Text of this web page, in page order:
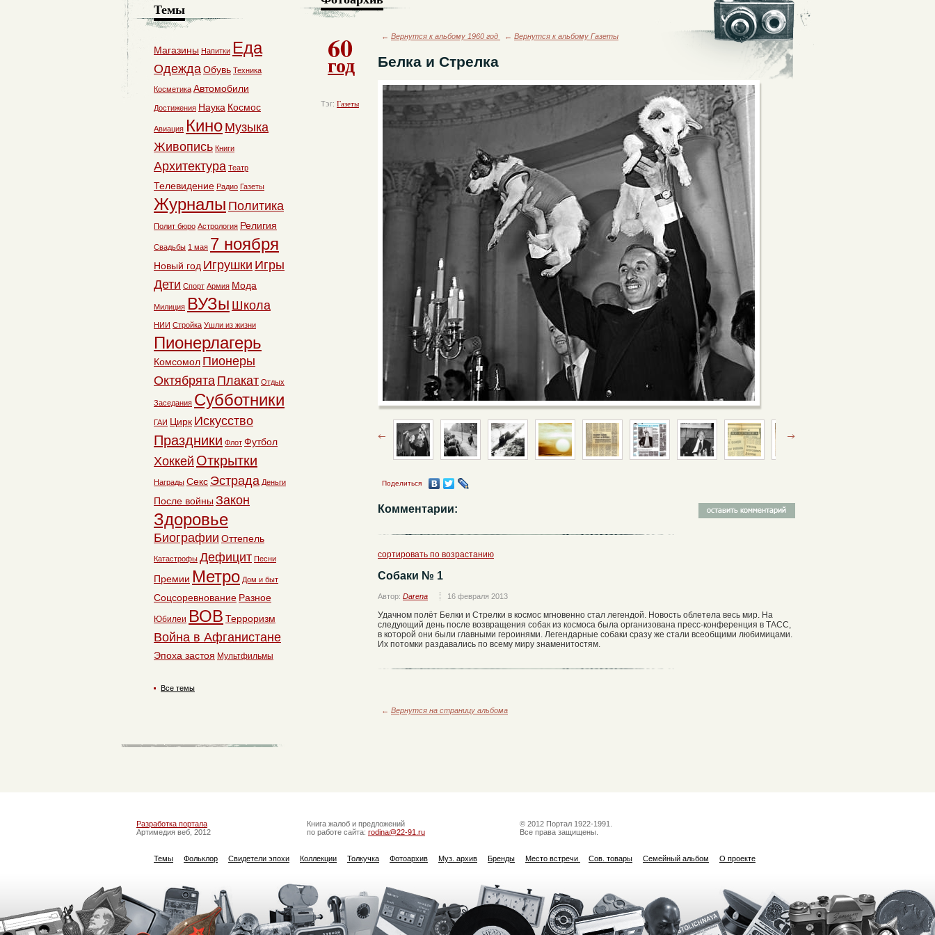
60
год
Тэг: Газеты
← Вернутся к альбому 1960 год ← Вернутся к альбому Газеты
Белка и Стрелка
Поделиться
Комментарии:
сортировать по возрастанию
Собаки № 1
Автор: Darena 16 февраля 2013
Удачном полёт Белки и Стрелки в космос мгновенно стал легендой. Новость облетела весь мир. На
следующий день после возвращения собак из космоса была организована пресс-конференция в ТАСС,
в которой они были главными героинями. Легендарные собаки сразу же стали всеобщими любимицами.
Их потомки раздавались по всему миру знаменитостям.
← Вернутся на страницу альбома
Темы
Магазины Напитки Еда
ОдеждаОбувь Техника
Косметика Автомобили
Достижения Наука Космос
Авиация Кино Музыка
Живопись Книги
Архитектура Театр
Телевидение Радио Газеты
Журналы Политика
Полит бюро Астрология Религия
Свадьбы 1 мая 7 ноября
Новый год Игрушки Игры
Дети Спорт Армия Мода
Милиция ВУЗы Школа
НИИ Стройка Ушли из жизни
Пионерлагерь
Комсомол Пионеры
Октябрята Плакат Отдых
Заседания Субботники
ГАИ Цирк Искусство
Праздники Флот Футбол
Хоккей Открытки
Награды Секс Эстрада Деньги
После войны Закон
Здоровье
Биографии Оттепель
Катастрофы Дефицит Песни
Премии Метро Дом и быт
Соцсоревнование Разное
Юбилеи ВОВ Терроризм
Война в Афганистане
Эпоха застоя Мультфильмы
Все темы
Разработка портала
Артимедия веб, 2012
Книга жалоб и предложений
по работе сайта: rodina@22-91.ru
© 2012 Портал 1922-1991.
Все права защищены.
Темы Фольклор Свидетели эпохи Коллекции Толкучка Фотоархив Муз. архив Бренды Место встречи Сов. товары Семейный альбом О проекте